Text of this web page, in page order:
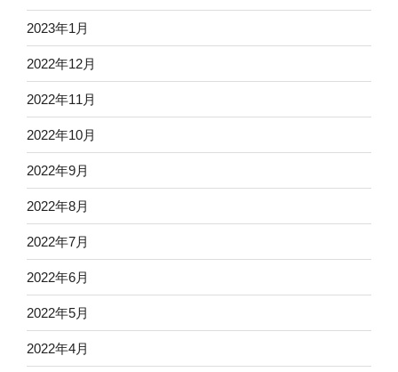
2023年1月
2022年12月
2022年11月
2022年10月
2022年9月
2022年8月
2022年7月
2022年6月
2022年5月
2022年4月